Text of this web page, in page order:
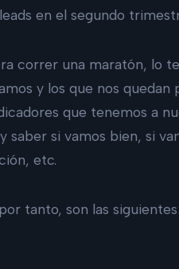
en el segundo
correr una maratón, lo
y los que nos quedan
que tenemos a
si vamos bien, si
etc.
tanto, son las siguientes: